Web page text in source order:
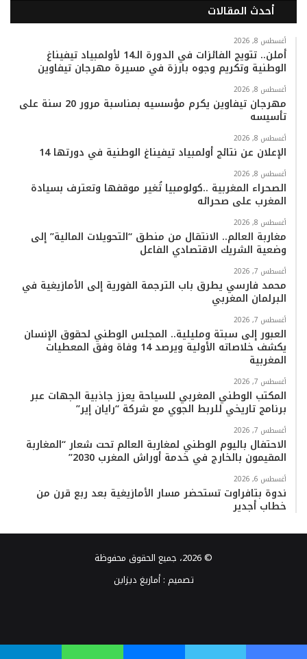
س
و
ك
ي
ر
ت
و
ب
س
ق
ر
م
k
o
k
ت
ا
ب
أحدث المقالات
أغسطس 8, 2026
أملن.. تتويج الفائزات في الدورة الـ14 لأولمبياد تيفيناغ
الوطنية وتكريم وجوه بارزة في مسيرة مهرجان تيفاوين
أغسطس 8, 2026
مهرجان تيفاوين يكرم مؤسسيه بمناسبة مرور 20 سنة على
تأسيسه
أغسطس 8, 2026
الإعلان عن نتائج أولمبياد تيفيناغ الوطنية في دورتها 14
أغسطس 8, 2026
الصحراء المغربية ..كولومبيا تُغير موقفها وتعترف بسيادة
المغرب على صحرائه
أغسطس 8, 2026
مغاربة العالم.. الانتقال من منطق “التحويلات المالية” إلى
وضعية الشريك الاقتصادي الفاعل
أغسطس 7, 2026
محمد فارسي يطرق باب الترجمة الفورية إلى الأمازيغية في
البرلمان المغربي
أغسطس 7, 2026
العبور إلى سبتة ومليلية.. المجلس الوطني لحقوق الإنسان
يكشف خلاصاته الأولية ويرصد 14 وفاة وفق المعطيات
المغربية
أغسطس 7, 2026
المكتب الوطني المغربي للسياحة يعزز جاذبية الجهات عبر
برنامج تاريخي للربط الجوي مع شركة “رايان إير”
أغسطس 7, 2026
الاحتفال باليوم الوطني لمغاربة العالم تحت شعار “المغاربة
المقيمون بالخارج في خدمة أوراش المغرب 2030”
أغسطس 6, 2026
ندوة بتافراوت تستحضر مسار الأمازيغية بعد ربع قرن من
خطاب أجدير
© 2026، جميع الحقوق محفوظة
تصميم :أمازيغ ديزاين